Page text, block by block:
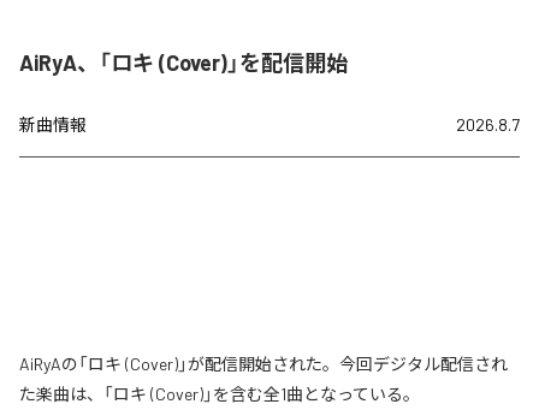
AiRyA、「ロキ (Cover)」を配信開始
新曲情報 2026.8.7
AiRyAの「ロキ (Cover)」が配信開始された。今回デジタル配信され
た楽曲は、「ロキ (Cover)」を含む全1曲となっている。